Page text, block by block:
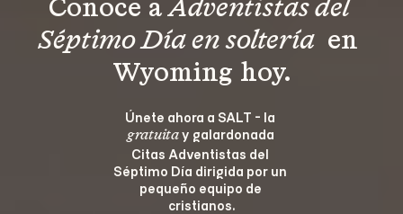
Conoce a Adventistas del
Séptimo Día en soltería en
Wyoming hoy.
Únete ahora a SALT - la
gratuita y galardonada
Citas Adventistas del
Séptimo Día dirigida por un
pequeño equipo de
cristianos.